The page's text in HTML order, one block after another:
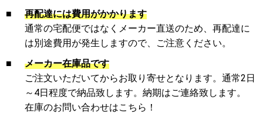
■
再配達には費用がかかります
通常の宅配便ではなくメーカー直送のため、再配達に
は別途費用が発生しますので、ご注意ください。
■
メーカー在庫品です
ご注文いただいてからお取り寄せとなります。通常2日
～4日程度で納品致します。納期はご連絡致します。
在庫のお問い合わせはこちら！